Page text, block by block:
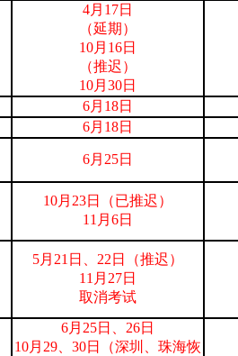
4月17日
（延期）
10月16日
（推迟）
10月30日
6月18日
6月18日
6月25日
10月23日（已推迟）
11月6日
5月21日、22日（推迟）
11月27日
取消考试
6月25日、26日
10月29、30日（深圳、珠海恢